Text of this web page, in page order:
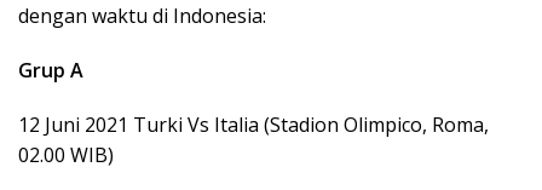
dengan waktu di Indonesia:
Grup A
12 Juni 2021 Turki Vs Italia (Stadion Olimpico, Roma,
02.00 WIB)